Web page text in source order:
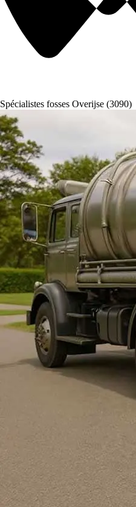
Spécialistes fosses Overijse (3090)